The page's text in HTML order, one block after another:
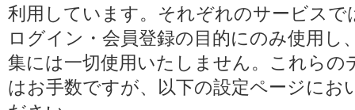
利用しています。それぞれのサービス
ログイン・会員登録の目的にのみ使用し
集には一切使用いたしません。これらの
はお手数ですが、以下の設定ページにお